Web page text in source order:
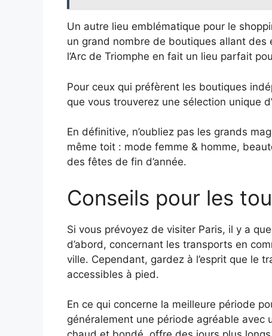
Un autre lieu emblématique pour le
un grand nombre de boutiques allant des
l’Arc de Triomphe en fait un lieu parfait
Pour ceux qui préfèrent les boutiques
que vous trouverez une sélection unique
En définitive, n’oubliez pas les grands
même toit : mode femme & homme,
des fêtes de fin d’année.
Conseils pour les
Si vous prévoyez de visiter Paris, il y a
d’abord, concernant les transports en
ville. Cependant, gardez à l’esprit que le
accessibles à pied.
En ce qui concerne la meilleure période
généralement une période agréable avec